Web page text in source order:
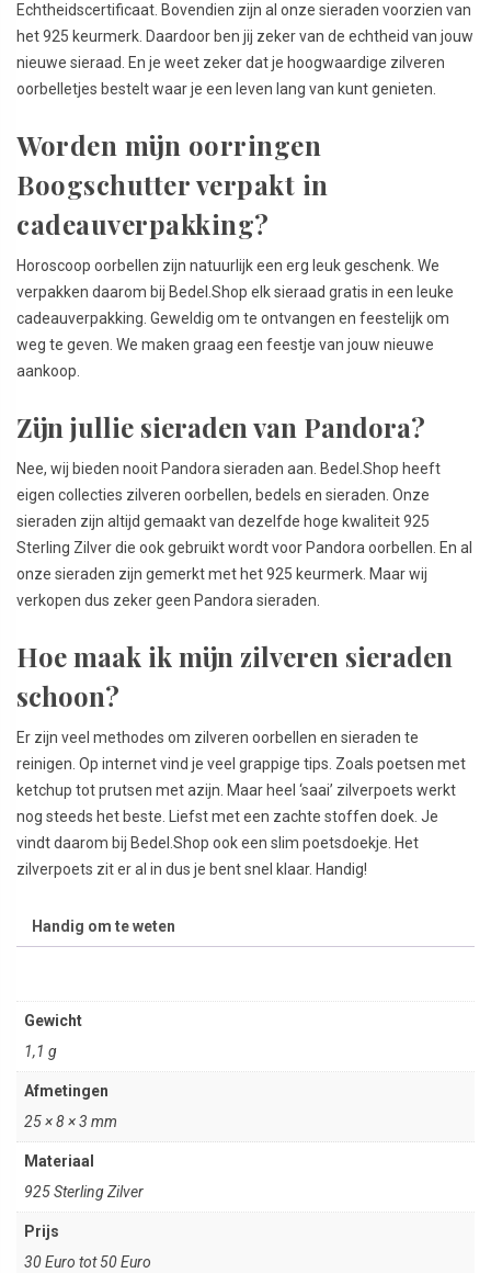
Echtheidscertificaat. Bovendien zijn al onze sieraden voorzien van
het 925 keurmerk. Daardoor ben jij zeker van de echtheid van jouw
nieuwe sieraad. En je weet zeker dat je hoogwaardige zilveren
oorbelletjes bestelt waar je een leven lang van kunt genieten.
Worden mijn oorringen
Boogschutter verpakt in
cadeauverpakking?
Horoscoop oorbellen zijn natuurlijk een erg leuk geschenk. We
verpakken daarom bij Bedel.Shop elk sieraad gratis in een leuke
cadeauverpakking. Geweldig om te ontvangen en feestelijk om
weg te geven. We maken graag een feestje van jouw nieuwe
aankoop.
Zijn jullie sieraden van Pandora?
Nee, wij bieden nooit Pandora sieraden aan. Bedel.Shop heeft
eigen collecties zilveren oorbellen, bedels en sieraden. Onze
sieraden zijn altijd gemaakt van dezelfde hoge kwaliteit 925
Sterling Zilver die ook gebruikt wordt voor Pandora oorbellen. En al
onze sieraden zijn gemerkt met het 925 keurmerk. Maar wij
verkopen dus zeker geen Pandora sieraden.
Hoe maak ik mijn zilveren sieraden
schoon?
Er zijn veel methodes om zilveren oorbellen en sieraden te
reinigen. Op internet vind je veel grappige tips. Zoals poetsen met
ketchup tot prutsen met azijn. Maar heel ‘saai’ zilverpoets werkt
nog steeds het beste. Liefst met een zachte stoffen doek. Je
vindt daarom bij Bedel.Shop ook een slim poetsdoekje. Het
zilverpoets zit er al in dus je bent snel klaar. Handig!
Handig om te weten
Gewicht
1,1 g
Afmetingen
25 × 8 × 3 mm
Materiaal
925 Sterling Zilver
Prijs
30 Euro tot 50 Euro